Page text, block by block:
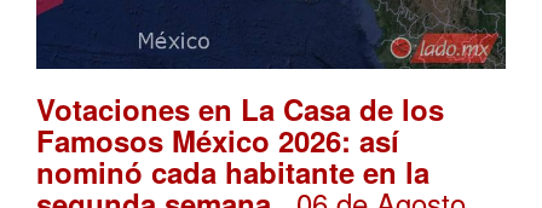
Votaciones en La Casa de los
Famosos México 2026: así
nominó cada habitante en la